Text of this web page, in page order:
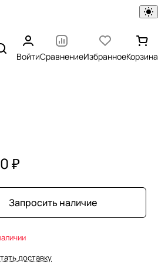
ВойтиСравнениеИзбранноеКорзина
₽
Запросить наличие
доставку